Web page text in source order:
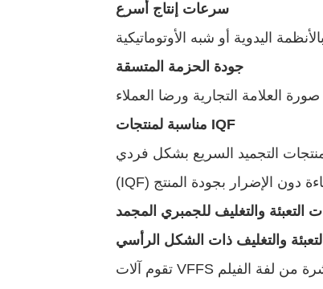
سرعات إنتاج أسرع
جودة الحزمة المتسقة
مناسبة لمنتجات IQF
منتجات التجميد السريع بشكل فردي
التعبئة والتغليف للجمبري المجمد